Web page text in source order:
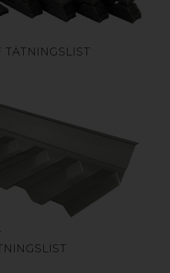
ljusinsläpp och högt ställda krav
Det kan t.ex. vara ett tak över
på isoleringsförmåga. Alla våra
UV-skydd och är utvecklade för
och tål både snölaster och
tillbehör som förlänger takets
enkel montering.